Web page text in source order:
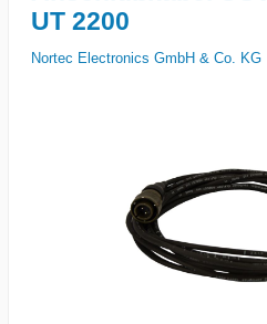
UT 2200
Nortec Electronics GmbH & Co. KG